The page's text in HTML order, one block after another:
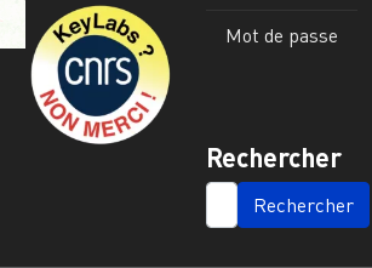
Image
Mot de passe
Rechercher
SEARCH